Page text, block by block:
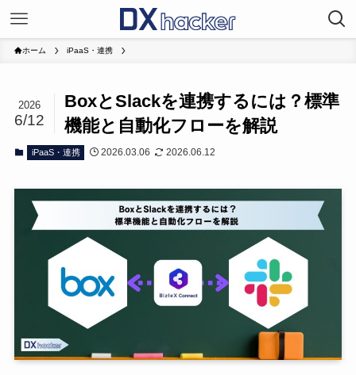
ホーム iPaaS・連携
BoxとSlackを連携するには？標準
機能と自動化フローを解説
2026
6/12
iPaaS・連携 2026.03.06 2026.06.12